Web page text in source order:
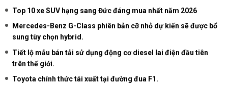
Top 10 xe SUV hạng sang Đức đáng mua nhất năm 2026
Mercedes-Benz G-Class phiên bản cỡ nhỏ dự kiến sẽ được bổ
sung tùy chọn hybrid.
Tiết lộ mẫu bán tải sử dụng động cơ diesel lai điện đầu tiên
trên thế giới.
Toyota chính thức tái xuất tại đường đua F1.